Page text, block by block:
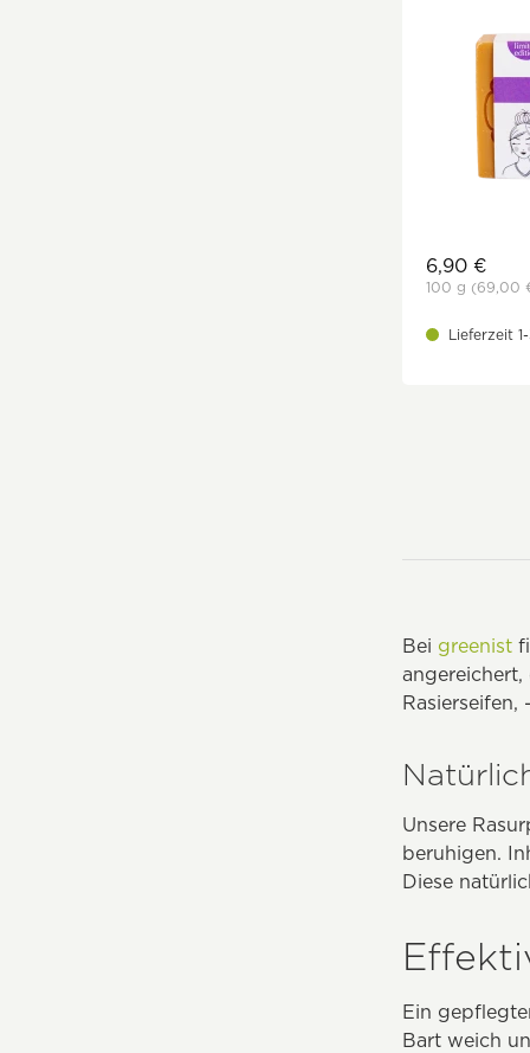
6,90 €
100 g (69,00
Lieferzeit
Bei greenist
Unsere
beruhigen.
Diese
Ein
Bart weich